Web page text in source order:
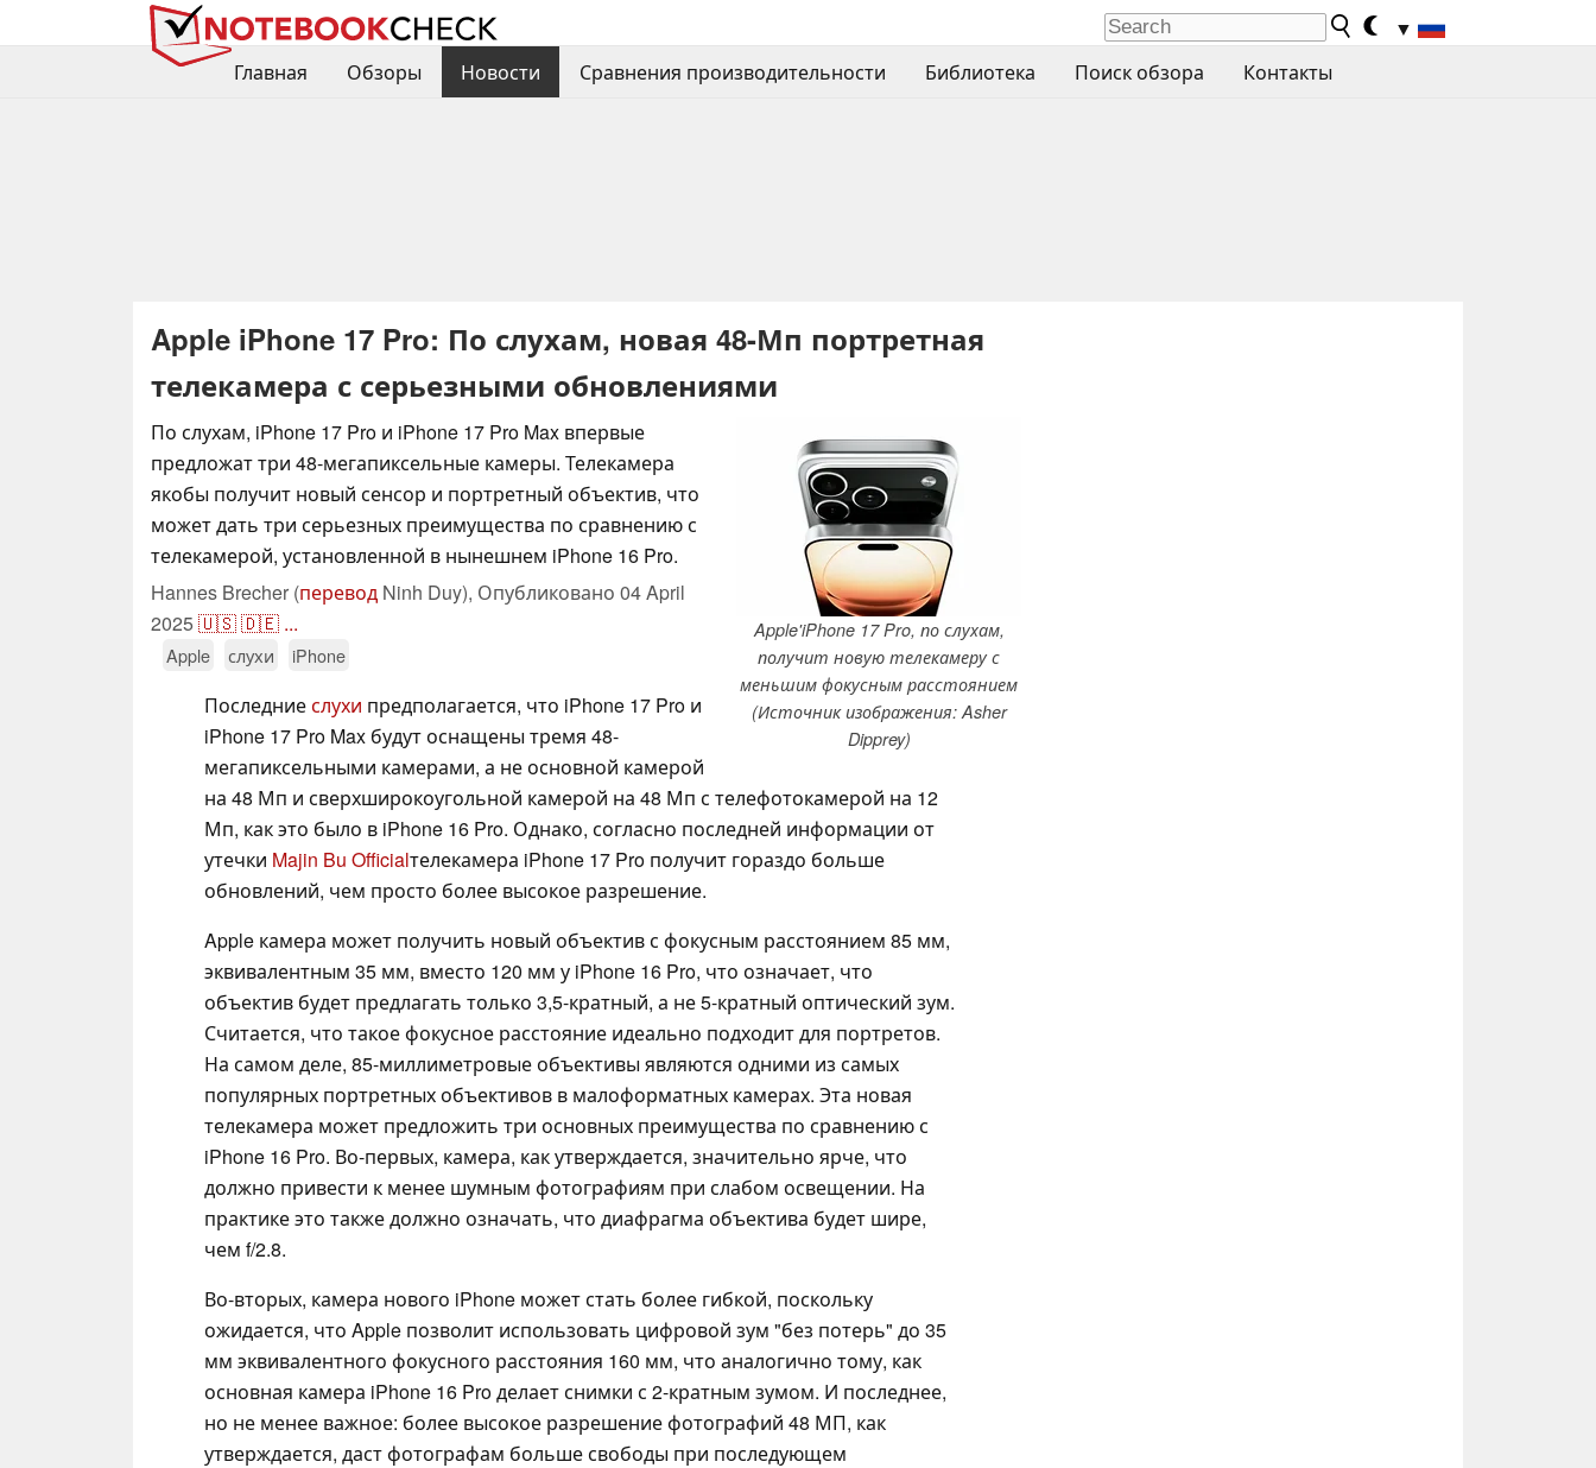
▼
Главная
Обзоры Новости Сравнения производительности Библиотека Поиск обзора Контакты
Apple iPhone 17 Pro: По слухам, новая 48-Мп портретная
телекамера с серьезными обновлениями
Apple'iPhone 17 Pro, по слухам,
получит новую телекамеру с
меньшим фокусным расстоянием
(Источник изображения: Asher
Dipprey)
По слухам, iPhone 17 Pro и iPhone 17 Pro Max впервые
предложат три 48-мегапиксельные камеры. Телекамера
якобы получит новый сенсор и портретный объектив, что
может дать три серьезных преимущества по сравнению с
телекамерой, установленной в нынешнем iPhone 16 Pro.
Hannes Brecher (перевод Ninh Duy), Опубликовано 04 April
2025🇺🇸🇩🇪 ...
Apple слухи iPhone
Последниеслухи предполагается, что iPhone 17 Pro и
iPhone 17 Pro Max будут оснащены тремя 48-
мегапиксельными камерами, а не основной камерой
на 48 Мп и сверхширокоугольной камерой на 48 Мп с телефотокамерой на 12
Мп, как это было в iPhone 16 Pro. Однако, согласно последней информации от
утечки Majin Bu Officialтелекамера iPhone 17 Pro получит гораздо больше
обновлений, чем просто более высокое разрешение.
Apple камера может получить новый объектив с фокусным расстоянием 85 мм,
эквивалентным 35 мм, вместо 120 мм у iPhone 16 Pro, что означает, что
объектив будет предлагать только 3,5-кратный, а не 5-кратный оптический зум.
Считается, что такое фокусное расстояние идеально подходит для портретов.
На самом деле, 85-миллиметровые объективы являются одними из самых
популярных портретных объективов в малоформатных камерах. Эта новая
телекамера может предложить три основных преимущества по сравнению с
iPhone 16 Pro. Во-первых, камера, как утверждается, значительно ярче, что
должно привести к менее шумным фотографиям при слабом освещении. На
практике это также должно означать, что диафрагма объектива будет шире,
чем f/2.8.
Во-вторых, камера нового iPhone может стать более гибкой, поскольку
ожидается, что Apple позволит использовать цифровой зум "без потерь" до 35
мм эквивалентного фокусного расстояния 160 мм, что аналогично тому, как
основная камера iPhone 16 Pro делает снимки с 2-кратным зумом. И последнее,
но не менее важное: более высокое разрешение фотографий 48 МП, как
утверждается, даст фотографам больше свободы при последующем